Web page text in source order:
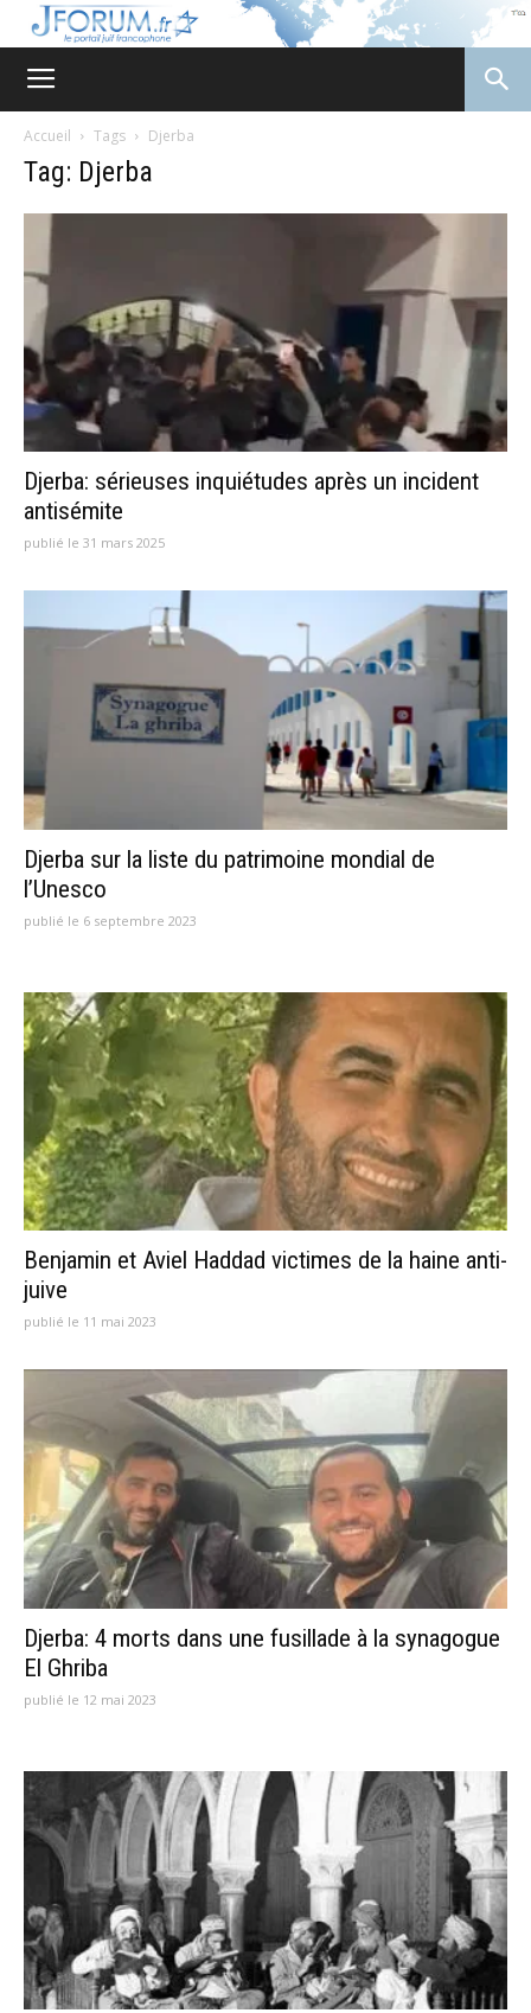
Accueil Tags Djerba
Tag: Djerba
Djerba: sérieuses inquiétudes après un incident
antisémite
publié le 31 mars 2025
Djerba sur la liste du patrimoine mondial de
l’Unesco
publié le 6 septembre 2023
Benjamin et Aviel Haddad victimes de la haine anti-
juive
publié le 11 mai 2023
Djerba: 4 morts dans une fusillade à la synagogue
El Ghriba
publié le 12 mai 2023